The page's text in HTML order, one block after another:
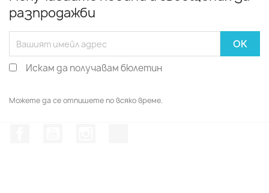
разпродажби
Искам да получавам бюлетин
Можете да се отпишете по всяко време.